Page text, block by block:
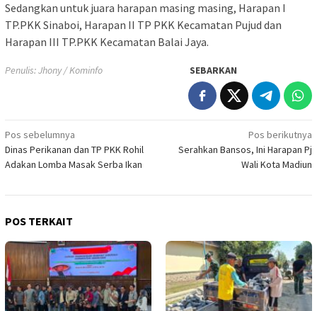
Sedangkan untuk juara harapan masing masing, Harapan I
TP.PKK Sinaboi, Harapan II TP PKK Kecamatan Pujud dan
Harapan III TP.PKK Kecamatan Balai Jaya.
Penulis: Jhony / Kominfo SEBARKAN
Navigasi
pos
Pos sebelumnya
Dinas Perikanan dan TP PKK Rohil
Adakan Lomba Masak Serba Ikan
Pos berikutnya
Serahkan Bansos, Ini Harapan Pj
Wali Kota Madiun
POS TERKAIT